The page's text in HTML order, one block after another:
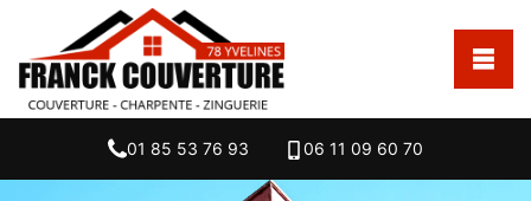
01 85 53 76 93 06 11 09 60 70